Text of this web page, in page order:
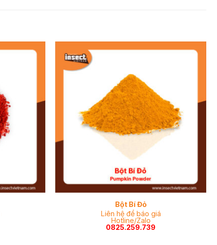
Bột Bí Đỏ
Liên hệ để báo giá
Hotline/Zalo
0825.259.739